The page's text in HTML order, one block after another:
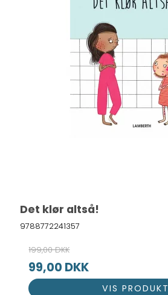
Det klør altså!
9788772241357
199,00 DKK
99,00 DKK
VIS PRODUKT